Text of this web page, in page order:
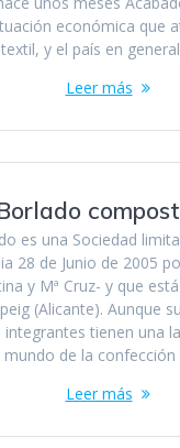
económica que
textil, y el país en
Leer más
es una Sociedad
28 de Junio de 2005
y Mª Cruz- y que
(Alicante). Aunque
integrantes tienen una
mundo de la
Leer más